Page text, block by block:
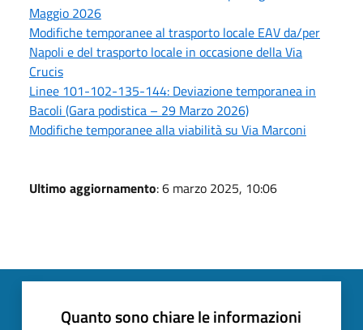
Maggio 2026
Modifiche temporanee al trasporto locale EAV da/per
Napoli e del trasporto locale in occasione della Via
Crucis
Linee 101-102-135-144: Deviazione temporanea in
Bacoli (Gara podistica – 29 Marzo 2026)
Modifiche temporanee alla viabilità su Via Marconi
Ultimo aggiornamento: 6 marzo 2025, 10:06
Quanto sono chiare le informazioni